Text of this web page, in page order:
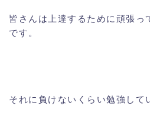
皆さんは上達するために頑張っ
です。
それに負けないくらい勉強して